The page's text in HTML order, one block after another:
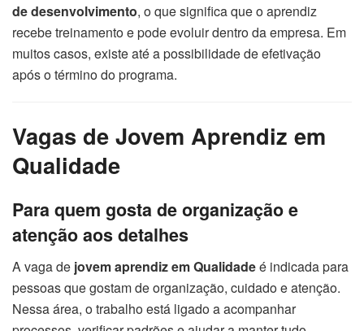
de desenvolvimento, o que significa que o aprendiz
recebe treinamento e pode evoluir dentro da empresa. Em
muitos casos, existe até a possibilidade de efetivação
após o término do programa.
Vagas de Jovem Aprendiz em
Qualidade
Para quem gosta de organização e
atenção aos detalhes
A vaga de jovem aprendiz em Qualidadeé indicada para
pessoas que gostam de organização, cuidado e atenção.
Nessa área, o trabalho está ligado a acompanhar